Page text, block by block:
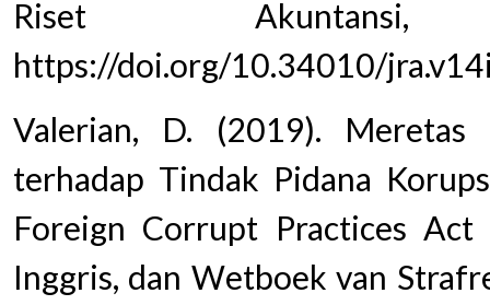
Riset
https://doi.org/10.34010/
Valerian, D. (2019). Meretas
terhadap Tindak Pidana
Foreign Corrupt Practices
Inggris, dan Wetboek van